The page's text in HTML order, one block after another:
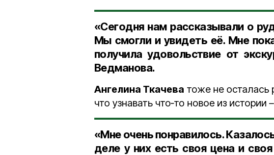
«Сегодня нам рассказывали о
Мы смогли и увидеть её. Мне
получила удовольствие от
Ведманова.
Ангелина Ткачева тоже не осталась
что узнавать что‑то новое из истории
«Мне очень понравилось.
деле у них есть своя цена и